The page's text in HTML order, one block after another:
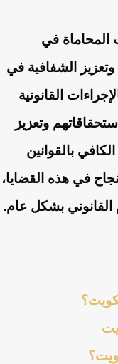
المحاماة في
الشفافية في
القانونية
وتعزيز
بالقوانين
في هذه القضايا،
القانوني بشكل عام.